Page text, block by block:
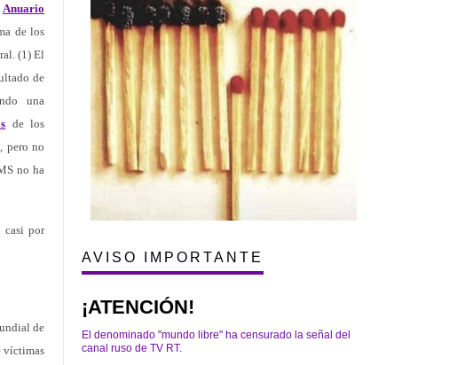
Anuario
de los
(1) El
de
una
de los
pero no
no ha
casi por
de
víctimas
AVISO IMPORTANTE
¡ATENCIÓN!
El denominado "mundo libre" ha censurado la señal del
canal ruso de TV RT.